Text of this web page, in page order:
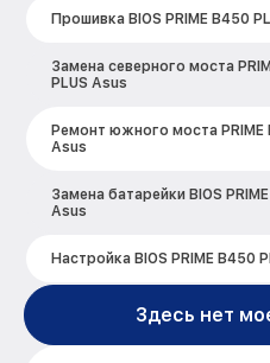
Прошивка BIOS PRIME B450
Замена северного моста
PLUS Asus
Ремонт южного моста PRIME
Asus
Замена батарейки BIOS
Asus
Настройка BIOS PRIME B450
Здесь нет